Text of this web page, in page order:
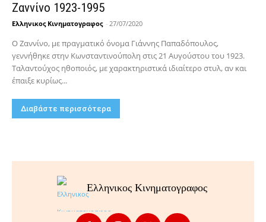
Ζαννίνο 1923-1995
Ελληνικος Κινηματογραφος - 27/07/2020
Ο Ζαννίνο, με πραγματικό όνομα Γιάννης Παπαδόπουλος,
γεννήθηκε στην Κωνσταντινούπολη στις 21 Αυγούστου του 1923.
Ταλαντούχος ηθοποιός, με χαρακτηριστικά ιδιαίτερο στυλ, αν και
έπαιξε κυρίως...
Διαβάστε περισσότερα
Ελληνικος Κινηματογραφος